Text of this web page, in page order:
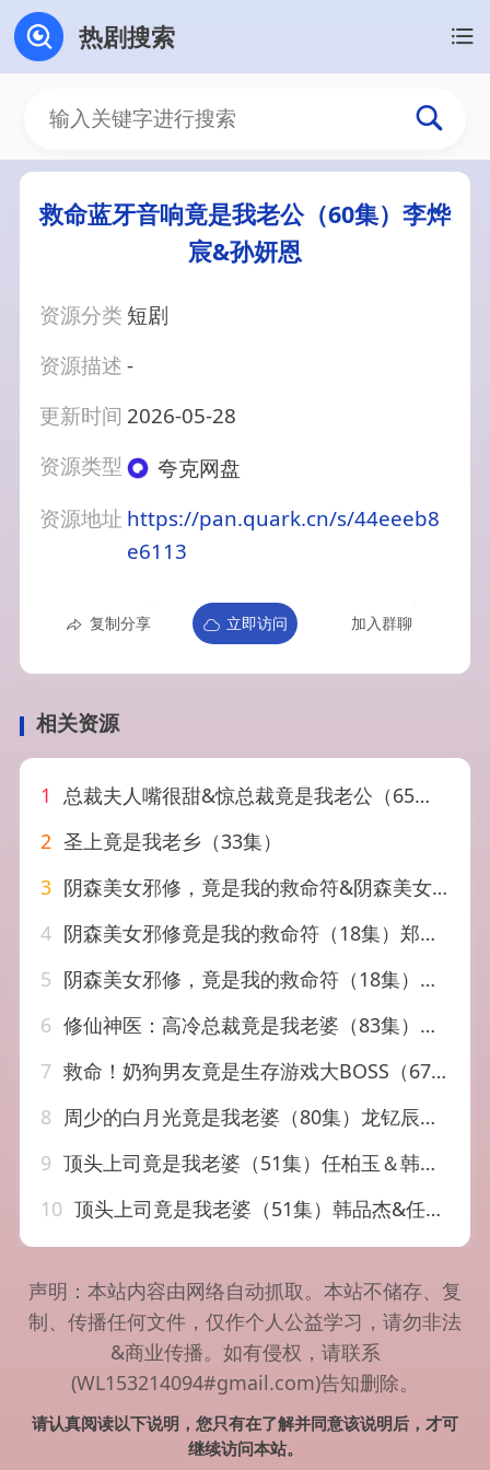
热剧搜索
救命蓝牙音响竟是我老公（60集）李烨
宸&孙妍恩
资源分类 短剧
资源描述-
更新时间 2026-05-28
资源类型
夸克网盘
资源地址 https://pan.quark.cn/s/44eeeb8
e6113
复制分享 立即访问 加入群聊
相关资源
1 总裁夫人嘴很甜&惊总裁竟是我老公（65集）黄文博
2 圣上竟是我老乡（33集）
3 阴森美女邪修，竟是我的救命符&阴森美女邪修竟是我的救命符（18集）郑文君
4 阴森美女邪修竟是我的救命符（18集）郑文君
5 阴森美女邪修，竟是我的救命符（18集）郑文君
6 修仙神医：高冷总裁竟是我老婆（83集）宋瑞＆李奇诺
7 救命！奶狗男友竟是生存游戏大BOSS（67集）金佳遇＆熊安妮
8 周少的白月光竟是我老婆（80集）龙钇辰＆任娄怡
9 顶头上司竟是我老婆（51集）任柏玉＆韩品杰
10 顶头上司竟是我老婆（51集）韩品杰&任柏玉
声明：本站内容由网络自动抓取。本站不储存、复
制、传播任何文件，仅作个人公益学习，请勿非法
&商业传播。如有侵权，请联系
(WL153214094#gmail.com)告知删除。
请认真阅读以下说明，您只有在了解并同意该说明后，才可
继续访问本站。